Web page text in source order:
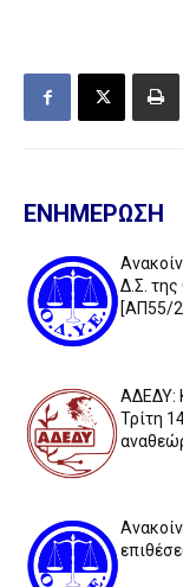
ΕΝΗΜΕΡΩΣΗ
Δ.Σ.
[ΑΠ55/
ΑΔΕΔΥ:
Τρίτη